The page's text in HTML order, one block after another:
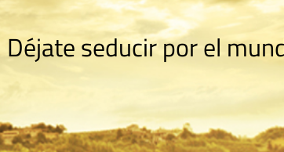
Déjate seducir por el